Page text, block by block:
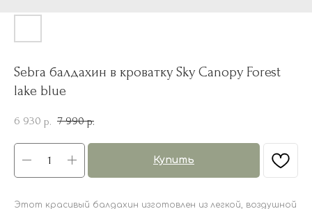
Sebra балдахин в кроватку Sky Canopy Forest
lake blue
6 930 р. 7 990 р.
Купить
Этот красивый балдахин изготовлен из легкой, воздушной